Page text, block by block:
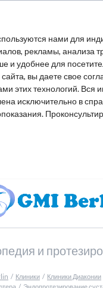
нами для
рекламы, анализа
и удобнее для
вы даете свое
этих технологий. Вся
исключительно в
и
Клиники Клиники Диаконии
Эндопротезирование